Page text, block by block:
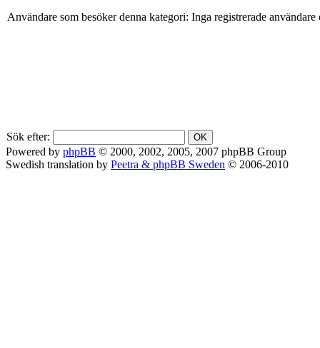
Användare som besöker denna kategori: Inga registrerade användare
Sök efter:
Powered by phpBB © 2000, 2002, 2005, 2007 phpBB Group
Swedish translation by Peetra & phpBB Sweden © 2006-2010